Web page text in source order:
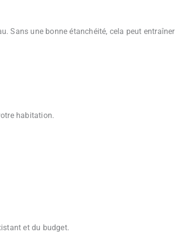
Sans une bonne étanchéité, cela peut entraîner
habitation.
et du budget.